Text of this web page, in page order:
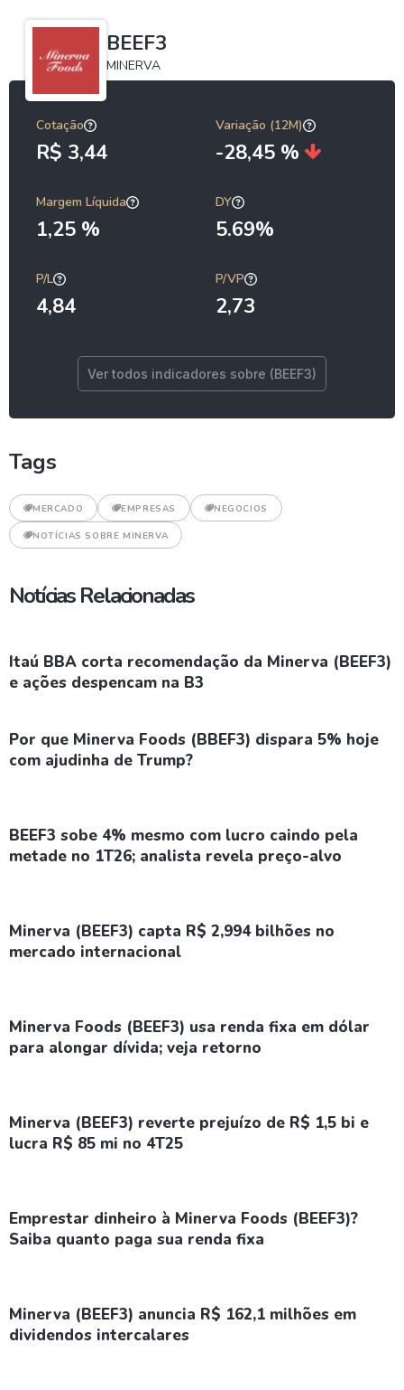
BEEF3
MINERVA
Cotação
R$ 3,44
Variação (12M)
-28,45 %
Margem Líquida
1,25 %
DY
5.69%
P/L
4,84
P/VP
2,73
Ver todos indicadores sobre (BEEF3)
Tags
MERCADO EMPRESAS NEGOCIOS
NOTÍCIAS SOBRE MINERVA
Notícias Relacionadas
Itaú BBA corta recomendação da Minerva (BEEF3)
e ações despencam na B3
Por que Minerva Foods (BBEF3) dispara 5% hoje
com ajudinha de Trump?
BEEF3 sobe 4% mesmo com lucro caindo pela
metade no 1T26; analista revela preço-alvo
Minerva (BEEF3) capta R$ 2,994 bilhões no
mercado internacional
Minerva Foods (BEEF3) usa renda fixa em dólar
para alongar dívida; veja retorno
Minerva (BEEF3) reverte prejuízo de R$ 1,5 bi e
lucra R$ 85 mi no 4T25
Emprestar dinheiro à Minerva Foods (BEEF3)?
Saiba quanto paga sua renda fixa
Minerva (BEEF3) anuncia R$ 162,1 milhões em
dividendos intercalares